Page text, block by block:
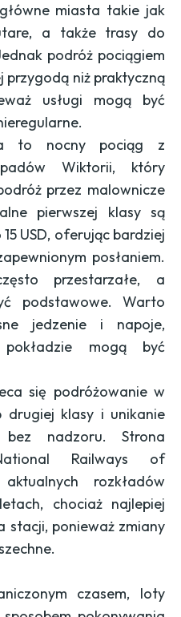
miasta takie jak
a także trasy do
podróż pociągiem
przygodą niż praktyczną
usługi mogą być
to nocny pociąg z
Wiktorii, który
przez malownicze
pierwszej klasy są
USD, oferując bardziej
posłaniem.
przestarzałe, a
podstawowe. Warto
jedzenie i napoje,
mogą być
się podróżowanie w
drugiej klasy i unikanie
bez nadzoru. Strona
Railways of
rozkładów
chociaż najlepiej
stacji, ponieważ zmiany
czasem, loty